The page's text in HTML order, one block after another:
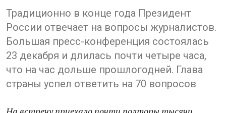
Традиционно в конце года Президент
России отвечает на вопросы журналистов.
Большая пресс-конференция состоялась
23 декабря и длилась почти четыре часа,
что на час дольше прошлогодней. Глава
страны успел ответить на 70 вопросов